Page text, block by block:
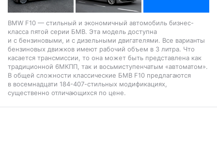
BMW F10 — стильный и экономичный автомобиль бизнес-
класса пятой серии БМВ. Эта модель доступна
и с бензиновыми, и с дизельными двигателями. Все варианты
бензиновых движков имеют рабочий объем в 3 литра. Что
касается трансмиссии, то она может быть представлена как
традиционной 6МКПП, так и восьмиступенчатым «автоматом».
В общей сложности классические БМВ F10 предлагаются
в восемнадцати 184-407-стильных модификациях,
существенно отличающихся по цене.